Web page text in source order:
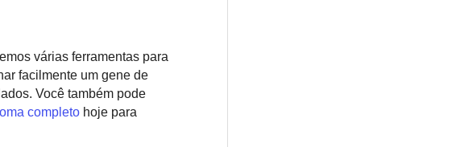
várias ferramentas para
facilmente um gene de
Você também pode
completo hoje para